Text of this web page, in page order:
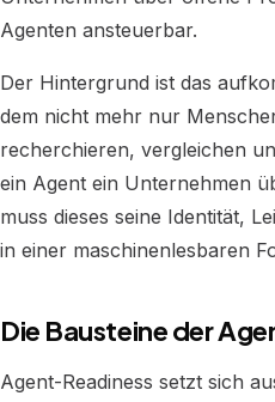
Agenten ansteuerbar.
Der Hintergrund ist das
dem nicht mehr nur
recherchieren, vergleichen
ein Agent ein Unternehmen
muss dieses seine Identität,
in einer maschinenlesbaren
Die Bausteine der
Agent-Readiness setzt sich